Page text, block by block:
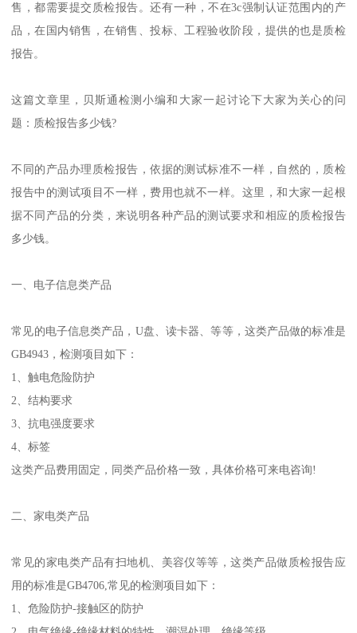
售，都需要提交质检报告。还有一种，不在3c强制认证范围内的产
品，在国内销售，在销售、投标、工程验收阶段，提供的也是质检
报告。
这篇文章里，贝斯通检测小编和大家一起讨论下大家为关心的问
题：质检报告多少钱?
不同的产品办理质检报告，依据的测试标准不一样，自然的，质检
报告中的测试项目不一样，费用也就不一样。这里，和大家一起根
据不同产品的分类，来说明各种产品的测试要求和相应的质检报告
多少钱。
一、电子信息类产品
常见的电子信息类产品，U盘、读卡器、等等，这类产品做的标准是
GB4943，检测项目如下：
1、触电危险防护
2、结构要求
3、抗电强度要求
4、标签
这类产品费用固定，同类产品价格一致，具体价格可来电咨询!
二、家电类产品
常见的家电类产品有扫地机、美容仪等等，这类产品做质检报告应
用的标准是GB4706,常见的检测项目如下：
1、危险防护-接触区的防护